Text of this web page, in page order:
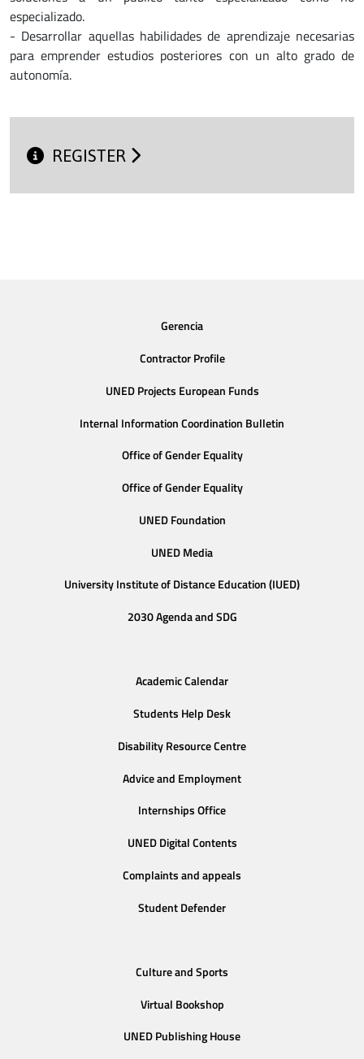
especializado.
- Desarrollar aquellas habilidades de aprendizaje necesarias
para emprender estudios posteriores con un alto grado de
autonomía.
REGISTER
Gerencia
Contractor Profile
UNED Projects European Funds
Internal Information Coordination Bulletin
Office of Gender Equality
Office of Gender Equality
UNED Foundation
UNED Media
University Institute of Distance Education (IUED)
2030 Agenda and SDG
Academic Calendar
Students Help Desk
Disability Resource Centre
Advice and Employment
Internships Office
UNED Digital Contents
Complaints and appeals
Student Defender
Culture and Sports
Virtual Bookshop
UNED Publishing House